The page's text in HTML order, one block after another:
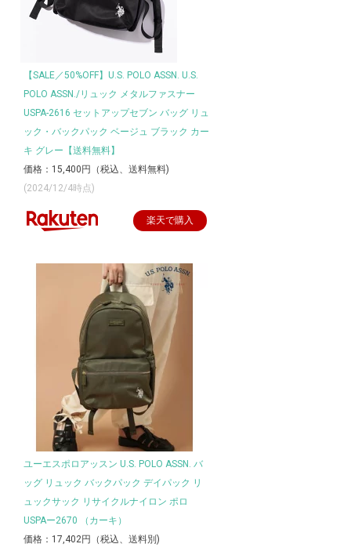
【SALE／50%OFF】U.S. POLO ASSN. U.S.
POLO ASSN./リュック メタルファスナー
USPA-2616 セットアップセブン バッグ リュ
ック・バックパック ベージュ ブラック カー
キ グレー【送料無料】
価格：15,400円（税込、送料無料)
(2024/12/4時点)
楽天で購入
ユーエスポロアッスン U.S. POLO ASSN. バ
ッグ リュック バックパック デイパック リ
ュックサック リサイクルナイロン ポロ
USPAー2670 （カーキ）
価格：17,402円（税込、送料別)